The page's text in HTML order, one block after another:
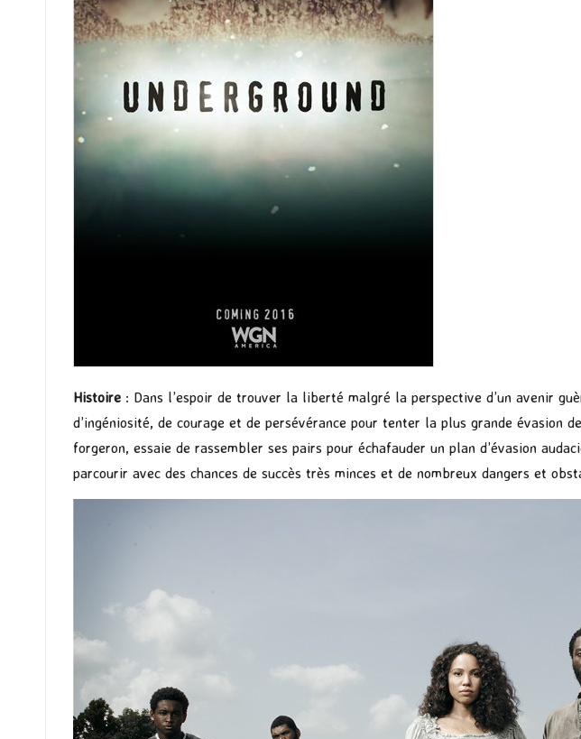
Histoire : Dans l’espoir de trouver la liberté malgré la perspective d’un avenir
d’ingéniosité, de courage et de persévérance pour tenter la plus grande évasion
forgeron, essaie de rassembler ses pairs pour échafauder un plan d’évasion
parcourir avec des chances de succès très minces et de nombreux dangers et